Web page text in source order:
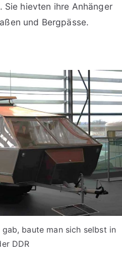
Sie hievten ihre Anhänger
und Bergpässe.
baute man sich selbst in
DDR